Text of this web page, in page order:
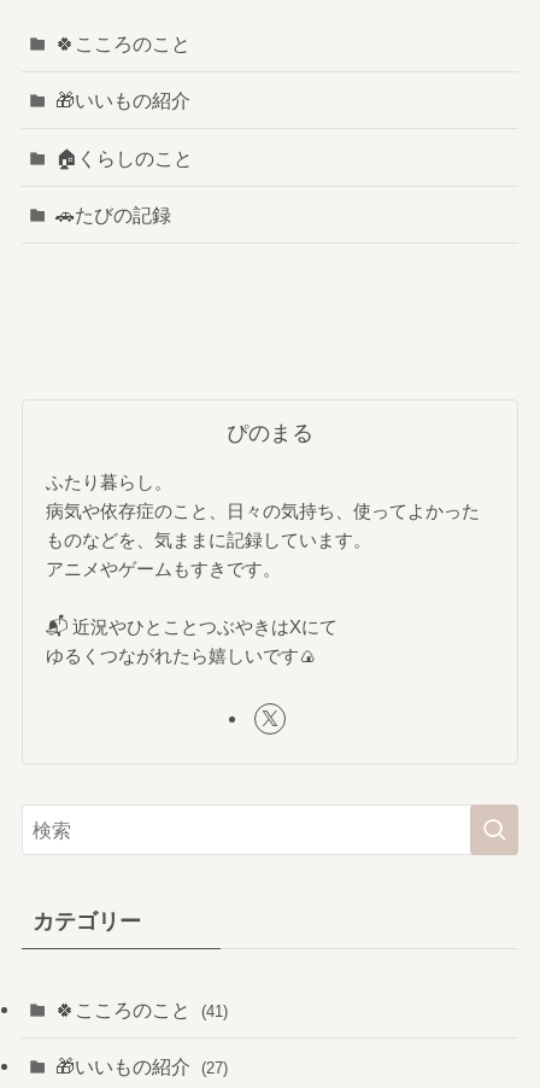
🍀こころのこと
🎁いいもの紹介
🏠️くらしのこと
🚗たびの記録
ぴのまる
ふたり暮らし。
病気や依存症のこと、日々の気持ち、使ってよかった
ものなどを、気ままに記録しています。
アニメやゲームもすきです。
📬 近況やひとことつぶやきはXにて
ゆるくつながれたら嬉しいです🍙
カテゴリー
🍀こころのこと (41)
🎁いいもの紹介 (27)